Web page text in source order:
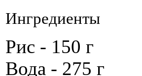
Ингредиенты
Рис - 150 г
Вода - 275 г